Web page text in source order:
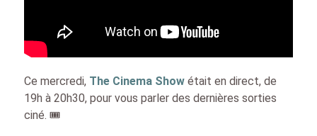
Ce mercredi, The Cinema Show était en direct, de
19h à 20h30, pour vous parler des dernières sorties
ciné. 🎟